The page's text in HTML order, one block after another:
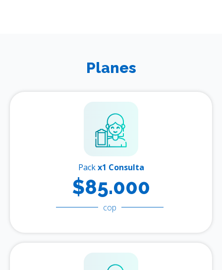
Planes
Packx1 Consulta
$85.000
cop